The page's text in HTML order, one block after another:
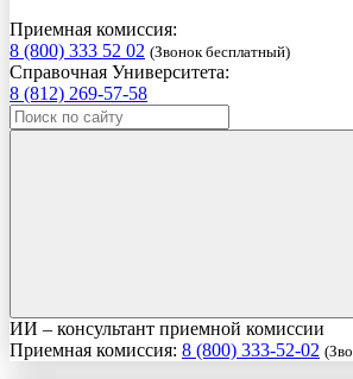
Приемная комиссия:
8 (800) 333 52 02 (Звонок бесплатный)
Справочная Университета:
8 (812) 269-57-58
ИИ – консультант приемной комиссии
Приемная комиссия: 8 (800) 333-52-02